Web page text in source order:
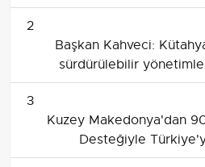
2
Başkan Kahveci:
sürdürülebilir
3
Kuzey Makedonya'dan
Desteğiyle